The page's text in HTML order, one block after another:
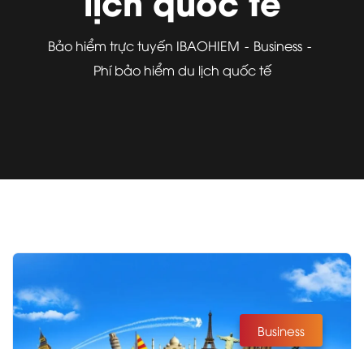
Bảo hiểm trực tuyến IBAOHIEM
Business
Phí bảo hiểm du lịch quốc tế
Business